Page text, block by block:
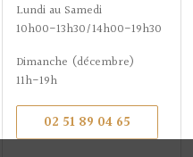
Lundi au Samedi
10h00-13h30/14h00-19h30
Dimanche (décembre)
11h-19h
02 51 89 04 65